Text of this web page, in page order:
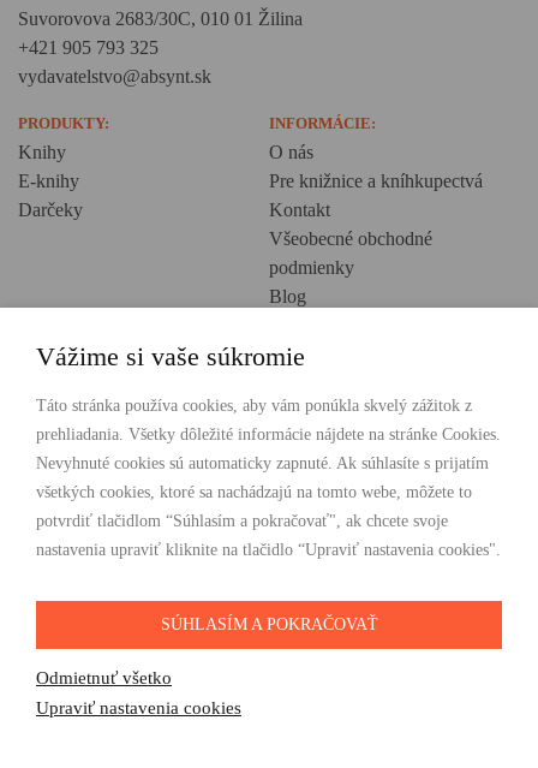
Suvorovova 2683/30C, 010 01 Žilina
+421 905 793 325
vydavatelstvo@absynt.sk
PRODUKTY:
Knihy
E-knihy
Darčeky
INFORMÁCIE:
O nás
Pre knižnice a kníhkupectvá
Kontakt
Všeobecné obchodné
podmienky
Blog
Creative Europe
POHODLNÉ NAKUPOVANIE
Odosielame ihneď nasledujúci pracovný deň
Doprava zdarma už od 49 €
SLEDUJTE NÁS
Vážime si vaše súkromie
Táto stránka používa cookies, aby vám ponúkla skvelý zážitok z
prehliadania. Všetky dôležité informácie nájdete na stránke Cookies.
Nevyhnuté cookies sú automaticky zapnuté. Ak súhlasíte s prijatím
všetkých cookies, ktoré sa nachádzajú na tomto webe, môžete to
potvrdiť tlačidlom “Súhlasím a pokračovať", ak chcete svoje
nastavenia upraviť kliknite na tlačidlo “Upraviť nastavenia cookies".
SÚHLASÍM A POKRAČOVAŤ
Odmietnuť všetko
Upraviť nastavenia cookies